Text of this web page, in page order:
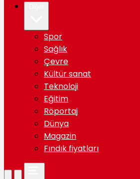
Spor
Sağlık
Çevre
Kültür sanat
Teknoloji
Eğitim
Röportaj
Dünya
Magazin
Fındık fiyatları